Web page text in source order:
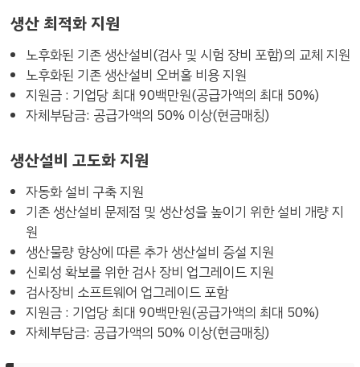
생산 최적화 지원
노후화된 기존 생산설비(검사 및 시험 장비 포함)의 교체 지원
노후화된 기존 생산설비 오버홀 비용 지원
지원금 : 기업당 최대 90백만원(공급가액의 최대 50%)
자체부담금: 공급가액의 50% 이상(현금매칭)
생산설비 고도화 지원
자동화 설비 구축 지원
기존 생산설비 문제점 및 생산성을 높이기 위한 설비 개량 지
원
생산물량 향상에 따른 추가 생산설비 증설 지원
신뢰성 확보를 위한 검사 장비 업그레이드 지원
검사장비 소프트웨어 업그레이드 포함
지원금 : 기업당 최대 90백만원(공급가액의 최대 50%)
자체부담금: 공급가액의 50% 이상(현금매칭)